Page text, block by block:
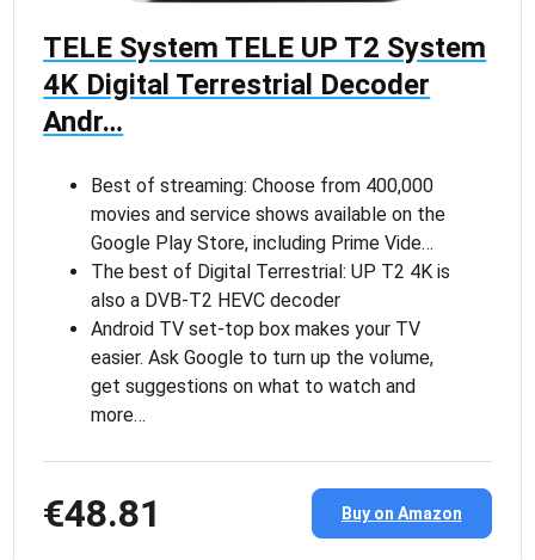
TELE System TELE UP T2 System
4K Digital Terrestrial Decoder
Andr…
Best of streaming: Choose from 400,000
movies and service shows available on the
Google Play Store, including Prime Vide…
The best of Digital Terrestrial: UP T2 4K is
also a DVB-T2 HEVC decoder
Android TV set-top box makes your TV
easier. Ask Google to turn up the volume,
get suggestions on what to watch and
more…
€48.81 Buy on Amazon